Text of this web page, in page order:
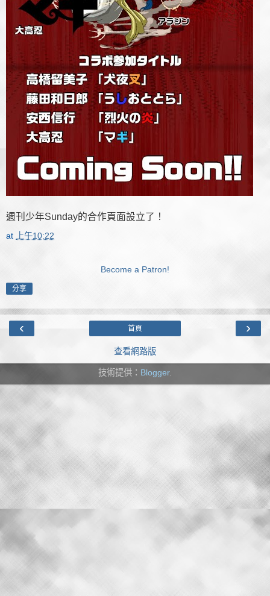
週刊少年Sunday的合作頁面設立了！
at 上午10:22
Become a Patron!
分享
‹ ›
首頁
查看網路版
技術提供： Blogger.